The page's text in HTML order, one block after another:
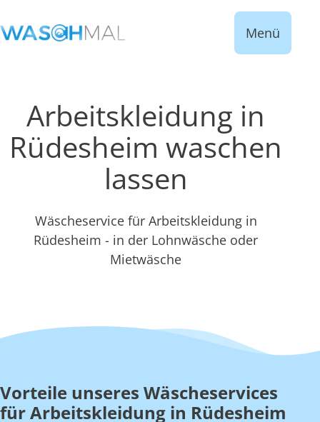
Menü
Arbeitskleidung in
Rüdesheim waschen
lassen
Wäscheservice für Arbeitskleidung in
Rüdesheim - in der Lohnwäsche oder
Mietwäsche
Vorteile unseres Wäscheservices
für Arbeitskleidung in Rüdesheim